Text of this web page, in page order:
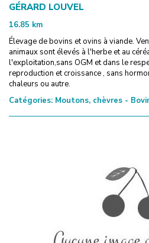
GÉRARD LOUVEL
16.85 km
Élevage de bovins et ovins à viande.
animaux sont élevés à l'herbe et au
l'exploitation,sans OGM et dans le
reproduction et croissance , sans
chaleurs ou autre.
Catégories: Moutons, chèvres -